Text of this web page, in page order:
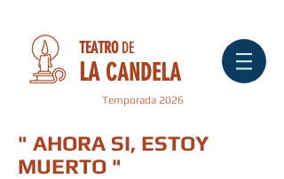
TEATRO DE
LA CANDELA
Temporada 2026
" AHORA SI, ESTOY
MUERTO "